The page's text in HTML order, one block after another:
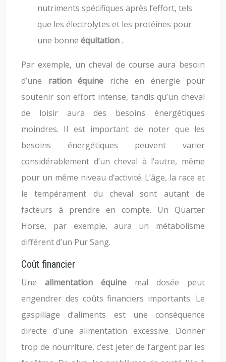
nutriments spécifiques après l’effort, tels
que les électrolytes et les protéines pour
une bonne équitation.
Par exemple, un cheval de course aura besoin
d’une ration équine riche en énergie pour
soutenir son effort intense, tandis qu’un cheval
de loisir aura des besoins énergétiques
moindres. Il est important de noter que les
besoins énergétiques peuvent varier
considérablement d’un cheval à l’autre, même
pour un même niveau d’activité. L’âge, la race et
le tempérament du cheval sont autant de
facteurs à prendre en compte. Un Quarter
Horse, par exemple, aura un métabolisme
différent d’un Pur Sang.
Coût financier
Une alimentation équine mal dosée peut
engendrer des coûts financiers importants. Le
gaspillage d’aliments est une conséquence
directe d’une alimentation excessive. Donner
trop de nourriture, c’est jeter de l’argent par les